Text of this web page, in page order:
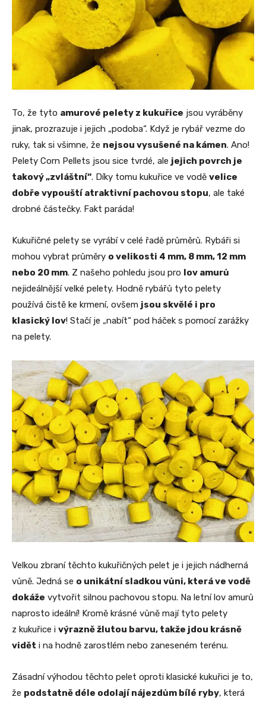
To, že tyto amurové pelety z kukuřice jsou vyráběny
jinak, prozrazuje i jejich „podoba“. Když je rybář vezme do
ruky, tak si všimne, že nejsou vysušené na kámen. Ano!
Pelety Corn Pellets jsou sice tvrdé, ale jejich povrch je
takový „zvláštní“. Díky tomu kukuřice ve vodě velice
dobře vypouští atraktivní pachovou stopu, ale také
drobné částečky. Fakt paráda!
Kukuřičné pelety se vyrábí v celé řadě průměrů. Rybáři si
mohou vybrat průměry o velikosti 4 mm, 8 mm, 12 mm
nebo 20 mm. Z našeho pohledu jsou pro
lov amurů
nejideálnější velké pelety. Hodně rybářů tyto pelety
používá čistě ke krmení, ovšem jsou skvělé i pro
klasický lov! Stačí je „nabít“ pod háček s pomocí zarážky
na pelety.
Velkou zbraní těchto kukuřičných pelet je i jejich nádherná
vůně. Jedná se o unikátní sladkou vůni, která ve vodě
dokáže vytvořit silnou pachovou stopu. Na letní lov amurů
naprosto ideální! Kromě krásné vůně mají tyto pelety
z kukuřice i výrazně žlutou barvu, takže jdou krásně
vidět i na hodně zarostlém nebo zaneseném terénu.
Zásadní výhodou těchto pelet oproti klasické kukuřici je to,
že podstatně déle odolají nájezdům bílé ryby, která